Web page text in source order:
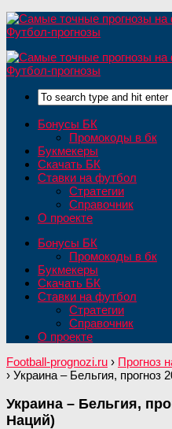
Бонусы БК
Промокоды в бк
Букмекеры
Скачать БК
Ставки на футбол
Стратегии
Справочник
О проекте
Бонусы БК
Промокоды в бк
Букмекеры
Скачать БК
Ставки на футбол
Стратегии
Справочник
О проекте
Football-prognozi.ru › Прогноз
› Украина – Бельгия, прогноз
Украина – Бельгия,
Наций)